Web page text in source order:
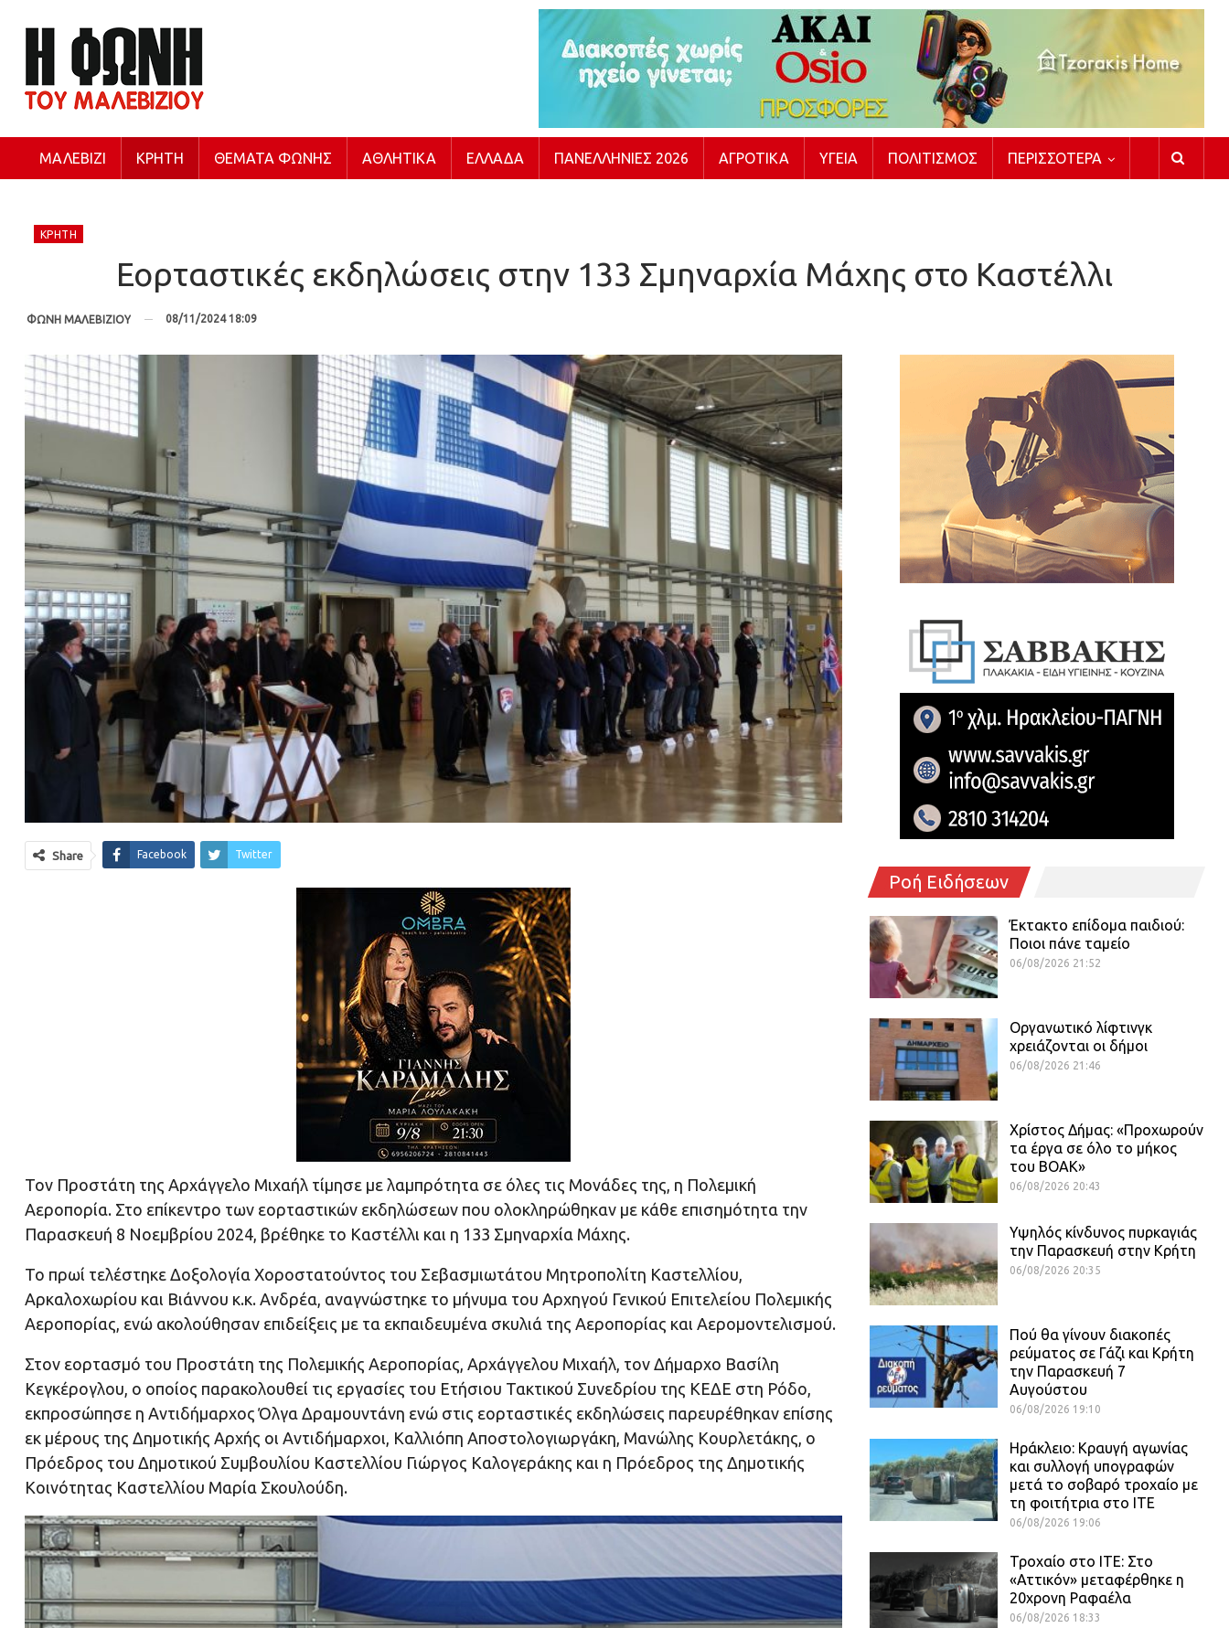
ΜΑΛΕΒΊΖΙ ΚΡΉΤΗ ΘΈΜΑΤΑ ΦΩΝΉΣ ΑΘΛΗΤΙΚΆ ΕΛΛΆΔΑ ΠΑΝΕΛΛΉΝΙΕΣ 2026 ΑΓΡΟΤΙΚΆ ΥΓΕΊΑ ΠΟΛΙΤΙΣΜΌΣ ΠΕΡΙΣΣΌΤΕΡΑ
ΚΡΉΤΗ
Εορταστικές εκδηλώσεις στην 133 Σμηναρχία Μάχης στο Καστέλλι
ΦΩΝΗ ΜΑΛΕΒΙΖΙΟΥ 08/11/2024 18:09
Share Facebook Twitter
Τον Προστάτη της Αρχάγγελο Μιχαήλ τίμησε με λαμπρότητα σε όλες τις Μονάδες της, η Πολεμική
Αεροπορία. Στο επίκεντρο των εορταστικών εκδηλώσεων που ολοκληρώθηκαν με κάθε επισημότητα την
Παρασκευή 8 Νοεμβρίου 2024, βρέθηκε το Καστέλλι και η 133 Σμηναρχία Μάχης.
Το πρωί τελέστηκε Δοξολογία Χοροστατούντος του Σεβασμιωτάτου Μητροπολίτη Καστελλίου,
Αρκαλοχωρίου και Βιάννου κ.κ. Ανδρέα, αναγνώστηκε το μήνυμα του Αρχηγού Γενικού Επιτελείου Πολεμικής
Αεροπορίας, ενώ ακολούθησαν επιδείξεις με τα εκπαιδευμένα σκυλιά της Αεροπορίας και Αερομοντελισμού.
Στον εορτασμό του Προστάτη της Πολεμικής Αεροπορίας, Αρχάγγελου Μιχαήλ, τον Δήμαρχο Βασίλη
Κεγκέρογλου, ο οποίος παρακολουθεί τις εργασίες του Ετήσιου Τακτικού Συνεδρίου της ΚΕΔΕ στη Ρόδο,
εκπροσώπησε η Αντιδήμαρχος Όλγα Δραμουντάνη ενώ στις εορταστικές εκδηλώσεις παρευρέθηκαν επίσης
εκ μέρους της Δημοτικής Αρχής οι Αντιδήμαρχοι, Καλλιόπη Αποστολογιωργάκη, Μανώλης Κουρλετάκης, ο
Πρόεδρος του Δημοτικού Συμβουλίου Καστελλίου Γιώργος Καλογεράκης και η Πρόεδρος της Δημοτικής
Κοινότητας Καστελλίου Μαρία Σκουλούδη.
Ροή Ειδήσεων
Έκτακτο επίδομα παιδιού:
Ποιοι πάνε ταμείο
06/08/2026 21:52
Οργανωτικό λίφτινγκ
χρειάζονται οι δήμοι
06/08/2026 21:46
Χρίστος Δήμας: «Προχωρούν
τα έργα σε όλο το μήκος
του ΒΟΑΚ»
06/08/2026 20:43
Υψηλός κίνδυνος πυρκαγιάς
την Παρασκευή στην Κρήτη
06/08/2026 20:35
Πού θα γίνουν διακοπές
ρεύματος σε Γάζι και Κρήτη
την Παρασκευή 7
Αυγούστου
06/08/2026 19:10
Ηράκλειο: Κραυγή αγωνίας
και συλλογή υπογραφών
μετά το σοβαρό τροχαίο με
τη φοιτήτρια στο ΙΤΕ
06/08/2026 19:06
Τροχαίο στο ΙΤΕ: Στο
«Αττικόν» μεταφέρθηκε η
20χρονη Ραφαέλα
06/08/2026 18:33